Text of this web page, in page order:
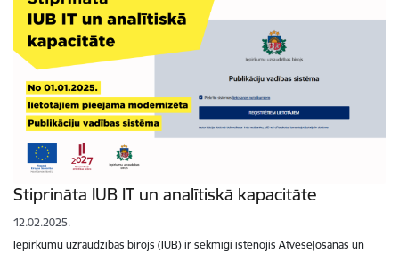
Stiprināta IUB IT un analītiskā kapacitāte
12.02.2025.
Iepirkumu uzraudzības birojs (IUB) ir sekmīgi īstenojis Atveseļošanas un